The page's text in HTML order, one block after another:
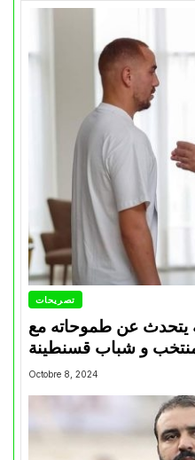
تصريحات
يتحدث عن طموحاته مع
و شباب قسنطينة
Octobre 8, 2024